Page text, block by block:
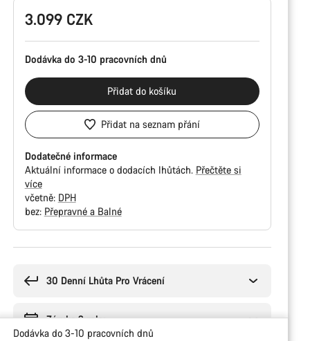
3.099 CZK
Dodávka do 3-10 pracovních dnů
Přidat do košíku
Přidat na seznam přání
Dodatečné informace
Aktuální informace o dodacích lhůtách. Přečtěte si
více
včetně: DPH
bez: Přepravné a Balné
koupi
30 Denní Lhůta Pro Vrácení
Záruka 2 roky
Dodávka do 3-10 pracovních dnů